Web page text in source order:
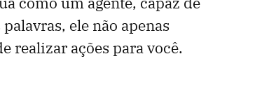
ele não apenas
realizar ações para você.